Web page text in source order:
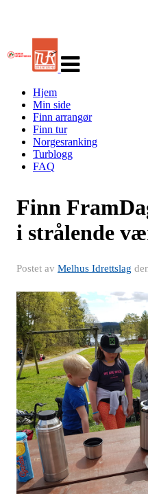
navigasjon
Hjem
Min side
Finn arrangør
Finn tur
Norgesranking
Turblogg
FAQ
Finn
i strålende
Postet av Melhus Idrettslag